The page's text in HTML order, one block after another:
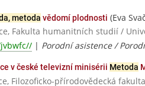
metoda vědomí plodnosti (Eva
Fakulta humanitních studií /
| Porodní asistence /
v české televizní minisérii Metoda
Filozoficko-přírodovědecká